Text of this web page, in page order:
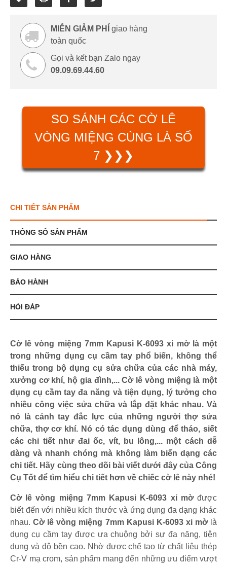
MIỄN GIẢM PHÍ
giao hàng
toàn quốc
Gọi và kết bạn Zalo ngay
09.09.69.44.60
SO SÁNH CÁC CỜ LÊ
VÒNG MIỆNG CÙNG LÀ SỐ
7 ❯❯❯
CHI TIẾT SẢN PHẨM
THÔNG SỐ SẢN PHẨM
GIAO HÀNG
BẢO HÀNH
HỎI ĐÁP
Cờ lê vòng miệng 7mm Kapusi K-6093 xi mờ là một
trong những dụng cụ cầm tay phổ biến, không thể
thiếu trong bộ dụng cụ sửa chữa của các nhà máy,
xưởng cơ khí, hộ gia đình,... Cờ lê vòng miệng là một
dụng cụ cầm tay đa năng và tiện dụng, lý tưởng cho
nhiều công việc sửa chữa và lắp đặt khác nhau. Và
nó là cánh tay đắc lực của những người thợ sửa
chữa, thợ cơ khí. Nó có tác dụng dùng để tháo, siết
các chi tiết như đai ốc, vít, bu lông,... một cách dễ
dàng và nhanh chóng mà không làm biến dạng các
chi tiết. Hãy cùng theo dõi bài viết dưới đây của Công
Cụ Tốt để tìm hiểu chi tiết hơn về chiếc cờ lê này nhé!
Cờ lê vòng miệng 7mm Kapusi K-6093 xi mờđược
biết đến với nhiều kích thước và ứng dụng đa dạng khác
nhau.Cờ lê vòng miệng 7mm Kapusi K-6093 xi mờlà
dụng cụ cầm tay được ưa chuộng bởi sự đa năng, tiện
dụng và độ bền cao. Nhờ được chế tạo từ chất liệu thép
Cr-V mạ crom, sản phẩm mang đến những ưu điểm vượt